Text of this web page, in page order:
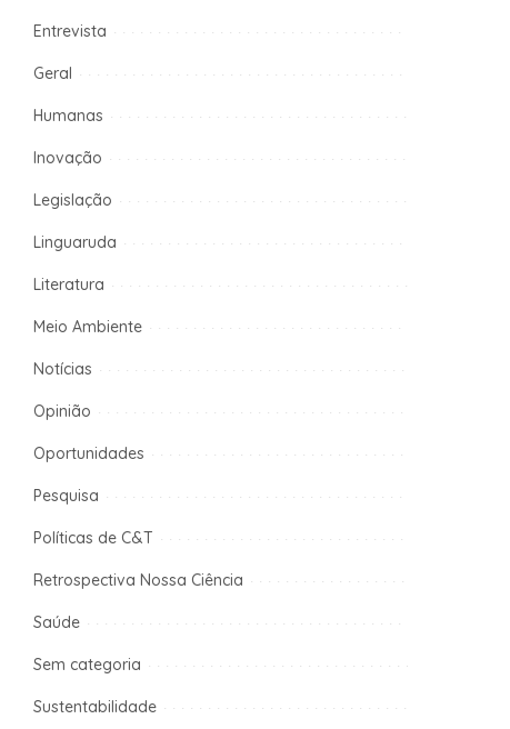
Entrevista
Geral
Humanas
Inovação
Legislação
Linguaruda
Literatura
Meio Ambiente
Notícias
Opinião
Oportunidades
Pesquisa
Políticas de C&T
Retrospectiva Nossa Ciência
Saúde
Sem categoria
Sustentabilidade